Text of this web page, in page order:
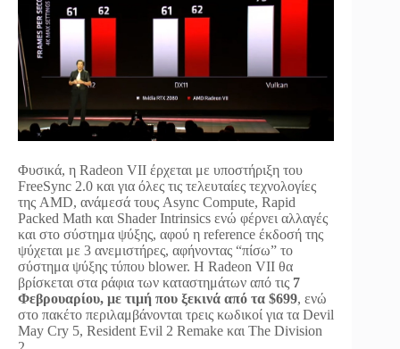
Φυσικά, η Radeon VII έρχεται με υποστήριξη του
FreeSync 2.0 και για όλες τις τελευταίες τεχνολογίες
της AMD, ανάμεσά τους Async Compute, Rapid
Packed Math και Shader Intrinsics ενώ φέρνει αλλαγές
και στο σύστημα ψύξης, αφού η reference έκδοσή της
ψύχεται με 3 ανεμιστήρες, αφήνοντας “πίσω” το
σύστημα ψύξης τύπου blower. Η Radeon VII θα
βρίσκεται στα ράφια των καταστημάτων από τις 7
Φεβρουαρίου, με τιμή που ξεκινά από τα $699, ενώ
στο πακέτο περιλαμβάνονται τρεις κωδικοί για τα Devil
May Cry 5, Resident Evil 2 Remake και The Division